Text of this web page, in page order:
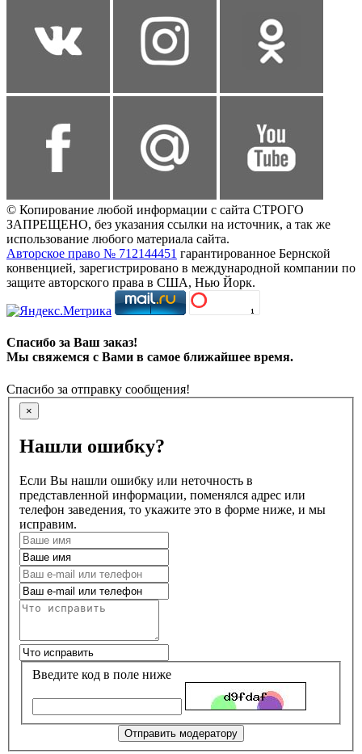
© Копирование любой информации с сайта СТРОГО
ЗАПРЕЩЕНО, без указания ссылки на источник, а так же
использование любого материала сайта.
Авторское право № 712144451 гарантированное Бернской
конвенцией, зарегистрировано в международной компании по
защите авторского права в США, Нью Йорк.
Спасибо за Ваш заказ!
Мы свяжемся с Вами в самое ближайшее время.
Спасибо за отправку сообщения!
×
Нашли ошибку?
Если Вы нашли ошибку или неточность в
представленной информации, поменялся адрес или
телефон заведения, то укажите это в форме ниже, и мы
исправим.
Введите код в поле ниже
Отправить модератору